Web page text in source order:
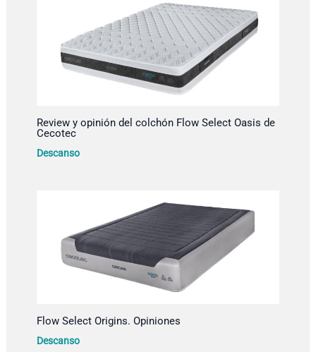
Review y opinión del colchón Flow Select Oasis de
Cecotec
Descanso
Flow Select Origins. Opiniones
Descanso